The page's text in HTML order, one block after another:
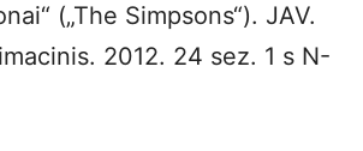
(„The Simpsons“). JAV.
2012. 24 sez. 1 s N-